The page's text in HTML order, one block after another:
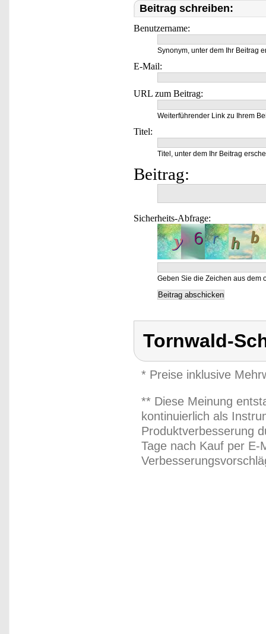
Beitrag schreiben:
Benutzername:
Synonym, unter dem Ihr Beitrag
E-Mail:
URL zum Beitrag:
Weiterführender Link zu Ihrem
Titel:
Titel, unter dem Ihr Beitrag
Beitrag:
Sicherheits-Abfrage:
Geben Sie die Zeichen aus dem
Tornwald-
* Preise inklusive
** Diese Meinung
kontinuierlich als
Produktverbesserung
Tage nach Kauf per E-